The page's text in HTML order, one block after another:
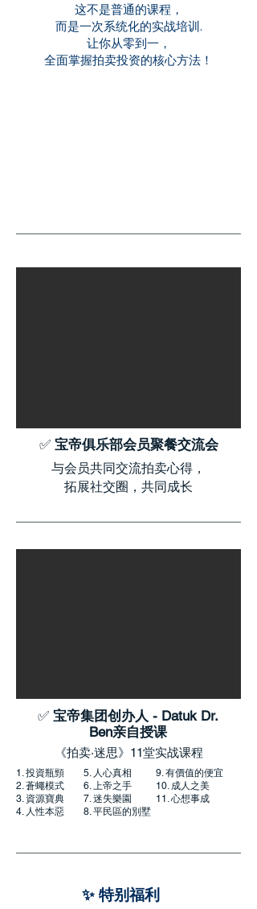
这不是普通的课程，
而是一次系统化的实战培训.
让你从零到一，
全面掌握拍卖投资的核心方法！
✅ 宝帝俱乐部会员聚餐交流会
与会员共同交流拍卖心得，
拓展社交圈，共同成长
✅ 宝帝集团创办人 - Datuk Dr.
Ben亲自授课
《拍卖·迷思》11堂实战课程
1. 投資瓶頸 5. 人心真相 9. 有價值的便宜
2. 蒼蠅模式 6. 上帝之手 10. 成人之美
3. 資源寶典 7. 迷失樂園 11. 心想事成
4. 人性本惡 8. 平民區的別墅
✨ 特别福利